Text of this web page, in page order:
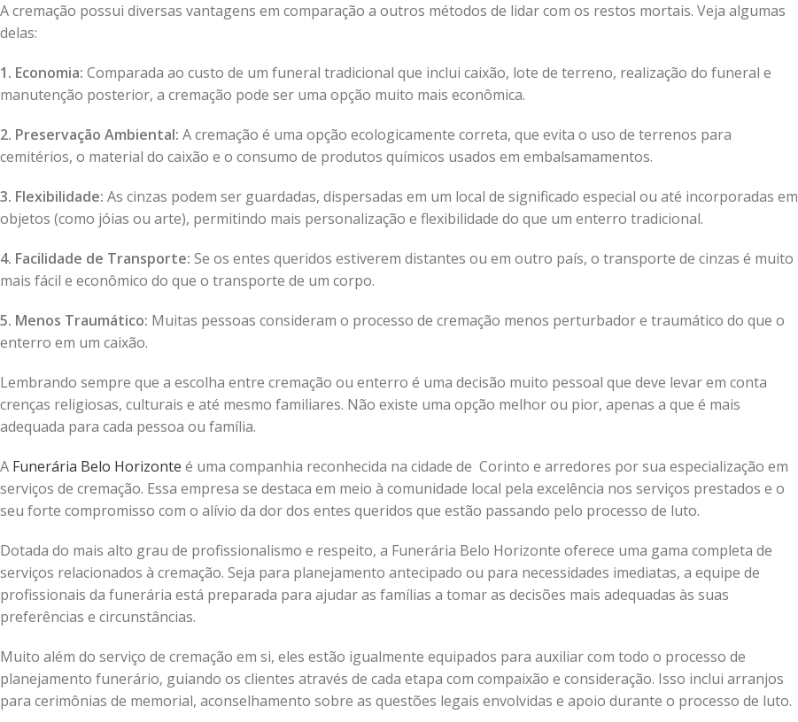
A cremação possui diversas vantagens em comparação a outros métodos de lidar com os restos mortais. Veja algumas
delas:
1. Economia: Comparada ao custo de um funeral tradicional que inclui caixão, lote de terreno, realização do funeral e
manutenção posterior, a cremação pode ser uma opção muito mais econômica.
2. Preservação Ambiental: A cremação é uma opção ecologicamente correta, que evita o uso de terrenos para
cemitérios, o material do caixão e o consumo de produtos químicos usados em embalsamamentos.
3. Flexibilidade: As cinzas podem ser guardadas, dispersadas em um local de significado especial ou até incorporadas em
objetos (como jóias ou arte), permitindo mais personalização e flexibilidade do que um enterro tradicional.
4. Facilidade de Transporte: Se os entes queridos estiverem distantes ou em outro país, o transporte de cinzas é muito
mais fácil e econômico do que o transporte de um corpo.
5. Menos Traumático: Muitas pessoas consideram o processo de cremação menos perturbador e traumático do que o
enterro em um caixão.
Lembrando sempre que a escolha entre cremação ou enterro é uma decisão muito pessoal que deve levar em conta
crenças religiosas, culturais e até mesmo familiares. Não existe uma opção melhor ou pior, apenas a que é mais
adequada para cada pessoa ou família.
A Funerária Belo Horizonte é uma companhia reconhecida na cidade de Corinto e arredores por sua especialização em
serviços de cremação. Essa empresa se destaca em meio à comunidade local pela excelência nos serviços prestados e o
seu forte compromisso com o alívio da dor dos entes queridos que estão passando pelo processo de luto.
Dotada do mais alto grau de profissionalismo e respeito, a Funerária Belo Horizonte oferece uma gama completa de
serviços relacionados à cremação. Seja para planejamento antecipado ou para necessidades imediatas, a equipe de
profissionais da funerária está preparada para ajudar as famílias a tomar as decisões mais adequadas às suas
preferências e circunstâncias.
Muito além do serviço de cremação em si, eles estão igualmente equipados para auxiliar com todo o processo de
planejamento funerário, guiando os clientes através de cada etapa com compaixão e consideração. Isso inclui arranjos
para cerimônias de memorial, aconselhamento sobre as questões legais envolvidas e apoio durante o processo de luto.